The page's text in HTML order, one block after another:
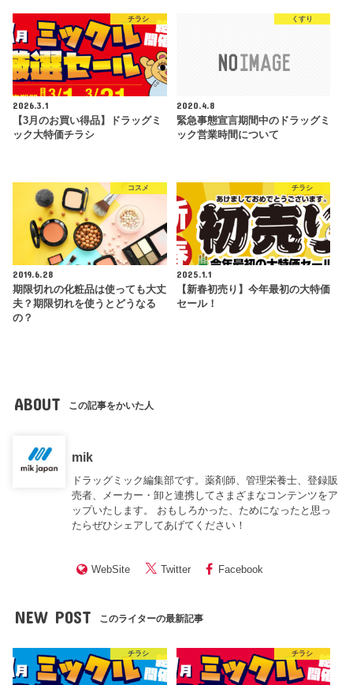
チラシ
2026.3.1
【3月のお買い得品】ドラッグミ
ック大特価チラシ
くすり
2020.4.8
緊急事態宣言期間中のドラッグミ
ック営業時間について
コスメ
2019.6.28
期限切れの化粧品は使っても大丈
夫？期限切れを使うとどうなる
の？
チラシ
2025.1.1
【新春初売り】今年最初の大特価
セール！
ABOUT この記事をかいた人
mik
ドラッグミック編集部です。薬剤師、管理栄養士、登録販
売者、メーカー・卸と連携してさまざまなコンテンツをア
ップいたします。 おもしろかった、ためになったと思っ
たらぜひシェアしてあげてください！
WebSite Twitter Facebook
NEW POST このライターの最新記事
チラシ チラシ